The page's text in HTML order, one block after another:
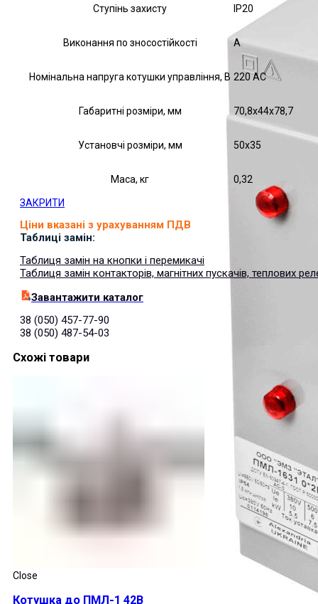
Ступінь захисту IP20
Виконання по зносостійкості А
Номінальна напруга котушки управління, В 220 AC
Габаритні розміри, мм 70,8х44х78,7
Установчі розміри, мм 50х35
Маса, кг 0,32
ЗАКРИТИ
Ціни вказані з урахуванням ПДВ
Таблиці замін:
Таблиця замін на кнопки і перемикачі
Таблиця замін контакторів, магнітних пускачів, теплових
Завантажити каталог
38 (050) 457-77-90
38 (050) 487-54-03
Схожі товари
Close
Котушка до ПМЛ-1 42В